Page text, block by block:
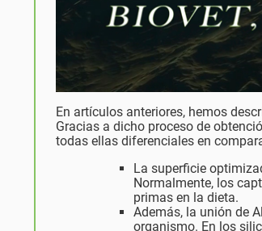
En artículos anteriores, hemos
Gracias a dicho proceso de
todas ellas diferenciales en
La superficie
Normalmente, los
primas en la dieta.
Además, la unión de
organismo. En los